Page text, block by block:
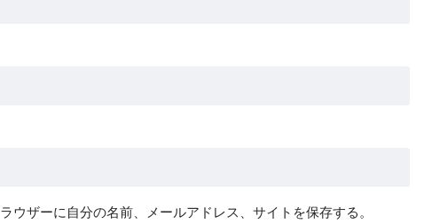
ウザーに自分の名前、メールアドレス、サイトを保存する。